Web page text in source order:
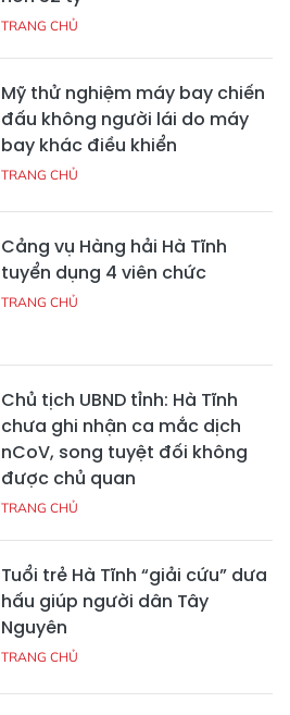
TRANG CHỦ
Mỹ thử nghiệm máy bay chiến
đấu không người lái do máy
bay khác điều khiển
TRANG CHỦ
Cảng vụ Hàng hải Hà Tĩnh
tuyển dụng 4 viên chức
TRANG CHỦ
Chủ tịch UBND tỉnh: Hà Tĩnh
chưa ghi nhận ca mắc dịch
nCoV, song tuyệt đối không
được chủ quan
TRANG CHỦ
Tuổi trẻ Hà Tĩnh “giải cứu” dưa
hấu giúp người dân Tây
Nguyên
TRANG CHỦ